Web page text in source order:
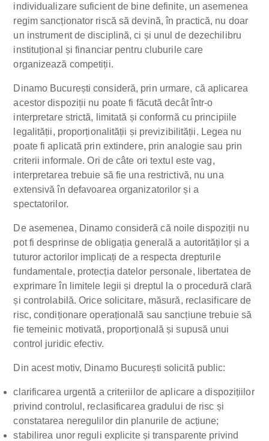
individualizare suficient de bine definite, un asemenea
regim sancționator riscă să devină, în practică, nu doar
un instrument de disciplină, ci și unul de dezechilibru
instituțional și financiar pentru cluburile care
organizează competiții.
Dinamo București consideră, prin urmare, că aplicarea
acestor dispoziții nu poate fi făcută decât într-o
interpretare strictă, limitată și conformă cu principiile
legalității, proporționalității și previzibilității. Legea nu
poate fi aplicată prin extindere, prin analogie sau prin
criterii informale. Ori de câte ori textul este vag,
interpretarea trebuie să fie una restrictivă, nu una
extensivă în defavoarea organizatorilor și a
spectatorilor.
De asemenea, Dinamo consideră că noile dispoziții nu
pot fi desprinse de obligația generală a autorităților și a
tuturor actorilor implicați de a respecta drepturile
fundamentale, protecția datelor personale, libertatea de
exprimare în limitele legii și dreptul la o procedură clară
și controlabilă. Orice solicitare, măsură, reclasificare de
risc, condiționare operațională sau sancțiune trebuie să
fie temeinic motivată, proporțională și supusă unui
control juridic efectiv.
Din acest motiv, Dinamo București solicită public:
clarificarea urgentă a criteriilor de aplicare a dispozițiilor
privind controlul, reclasificarea gradului de risc și
constatarea neregulilor din planurile de acțiune;
stabilirea unor reguli explicite și transparente privind